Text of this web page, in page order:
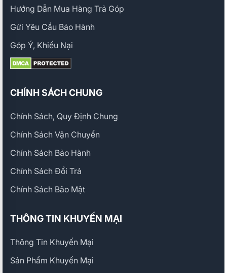
Hướng Dẫn Mua Hàng Trả Góp
Gửi Yêu Cầu Bảo Hành
Góp Ý, Khiếu Nại
CHÍNH SÁCH CHUNG
Chính Sách, Quy Định Chung
Chính Sách Vận Chuyển
Chính Sách Bảo Hành
Chính Sách Đổi Trả
Chính Sách Bảo Mật
THÔNG TIN KHUYẾN MẠI
Thông Tin Khuyến Mại
Sản Phẩm Khuyến Mại